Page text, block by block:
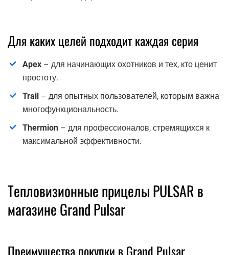
Для каких целей подходит каждая серия
Apex – для начинающих охотников и тех, кто ценит
простоту.
Trail – для опытных пользователей, которым важна
многофункциональность.
Thermion – для профессионалов, стремящихся к
максимальной эффективности.
Тепловизионные прицелы PULSAR в
магазине Grand Pulsar
Преимущества покупки в Grand Pulsar